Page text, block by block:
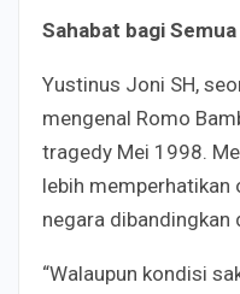
Sahabat bagi
Yustinus Joni SH,
mengenal Romo
tragedy Mei 1998.
lebih memperhatikan
negara dibandingkan
“Walaupun kondisi